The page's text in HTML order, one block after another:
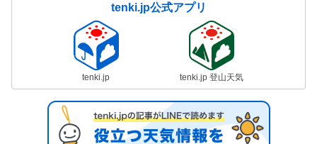
tenki.jp公式アプリ
tenki.jp tenki.jp 登山天気